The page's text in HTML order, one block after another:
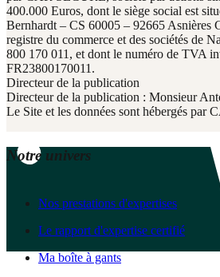
400.000 Euros, dont le siège social est
Bernhardt – CS 60005 – 92665 Asnières
registre du commerce et des sociétés de
800 170 011, et dont le numéro de TVA
FR23800170011.
Directeur de la publication
Directeur de la publication : Monsieur
Le Site et les données sont hébergés par
Notre univers
Nos prestations d'expertises
Le rapport d'expertise certifié
Ma boîte à gants